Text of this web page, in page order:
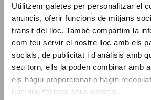
Utilitzem galetes per personalitzar el
anuncis, oferir funcions de mitjans
trànsit del lloc. També compartim la
com feu servir el nostre lloc amb els
socials, de publicitat i d'anàlisis amb
seu torn, ells la poden combinar amb
els hàgiu proporcionat o hagin
que heu fet dels seus serveis.
Visita comentada
Durada
1 h 15 min
Lloc